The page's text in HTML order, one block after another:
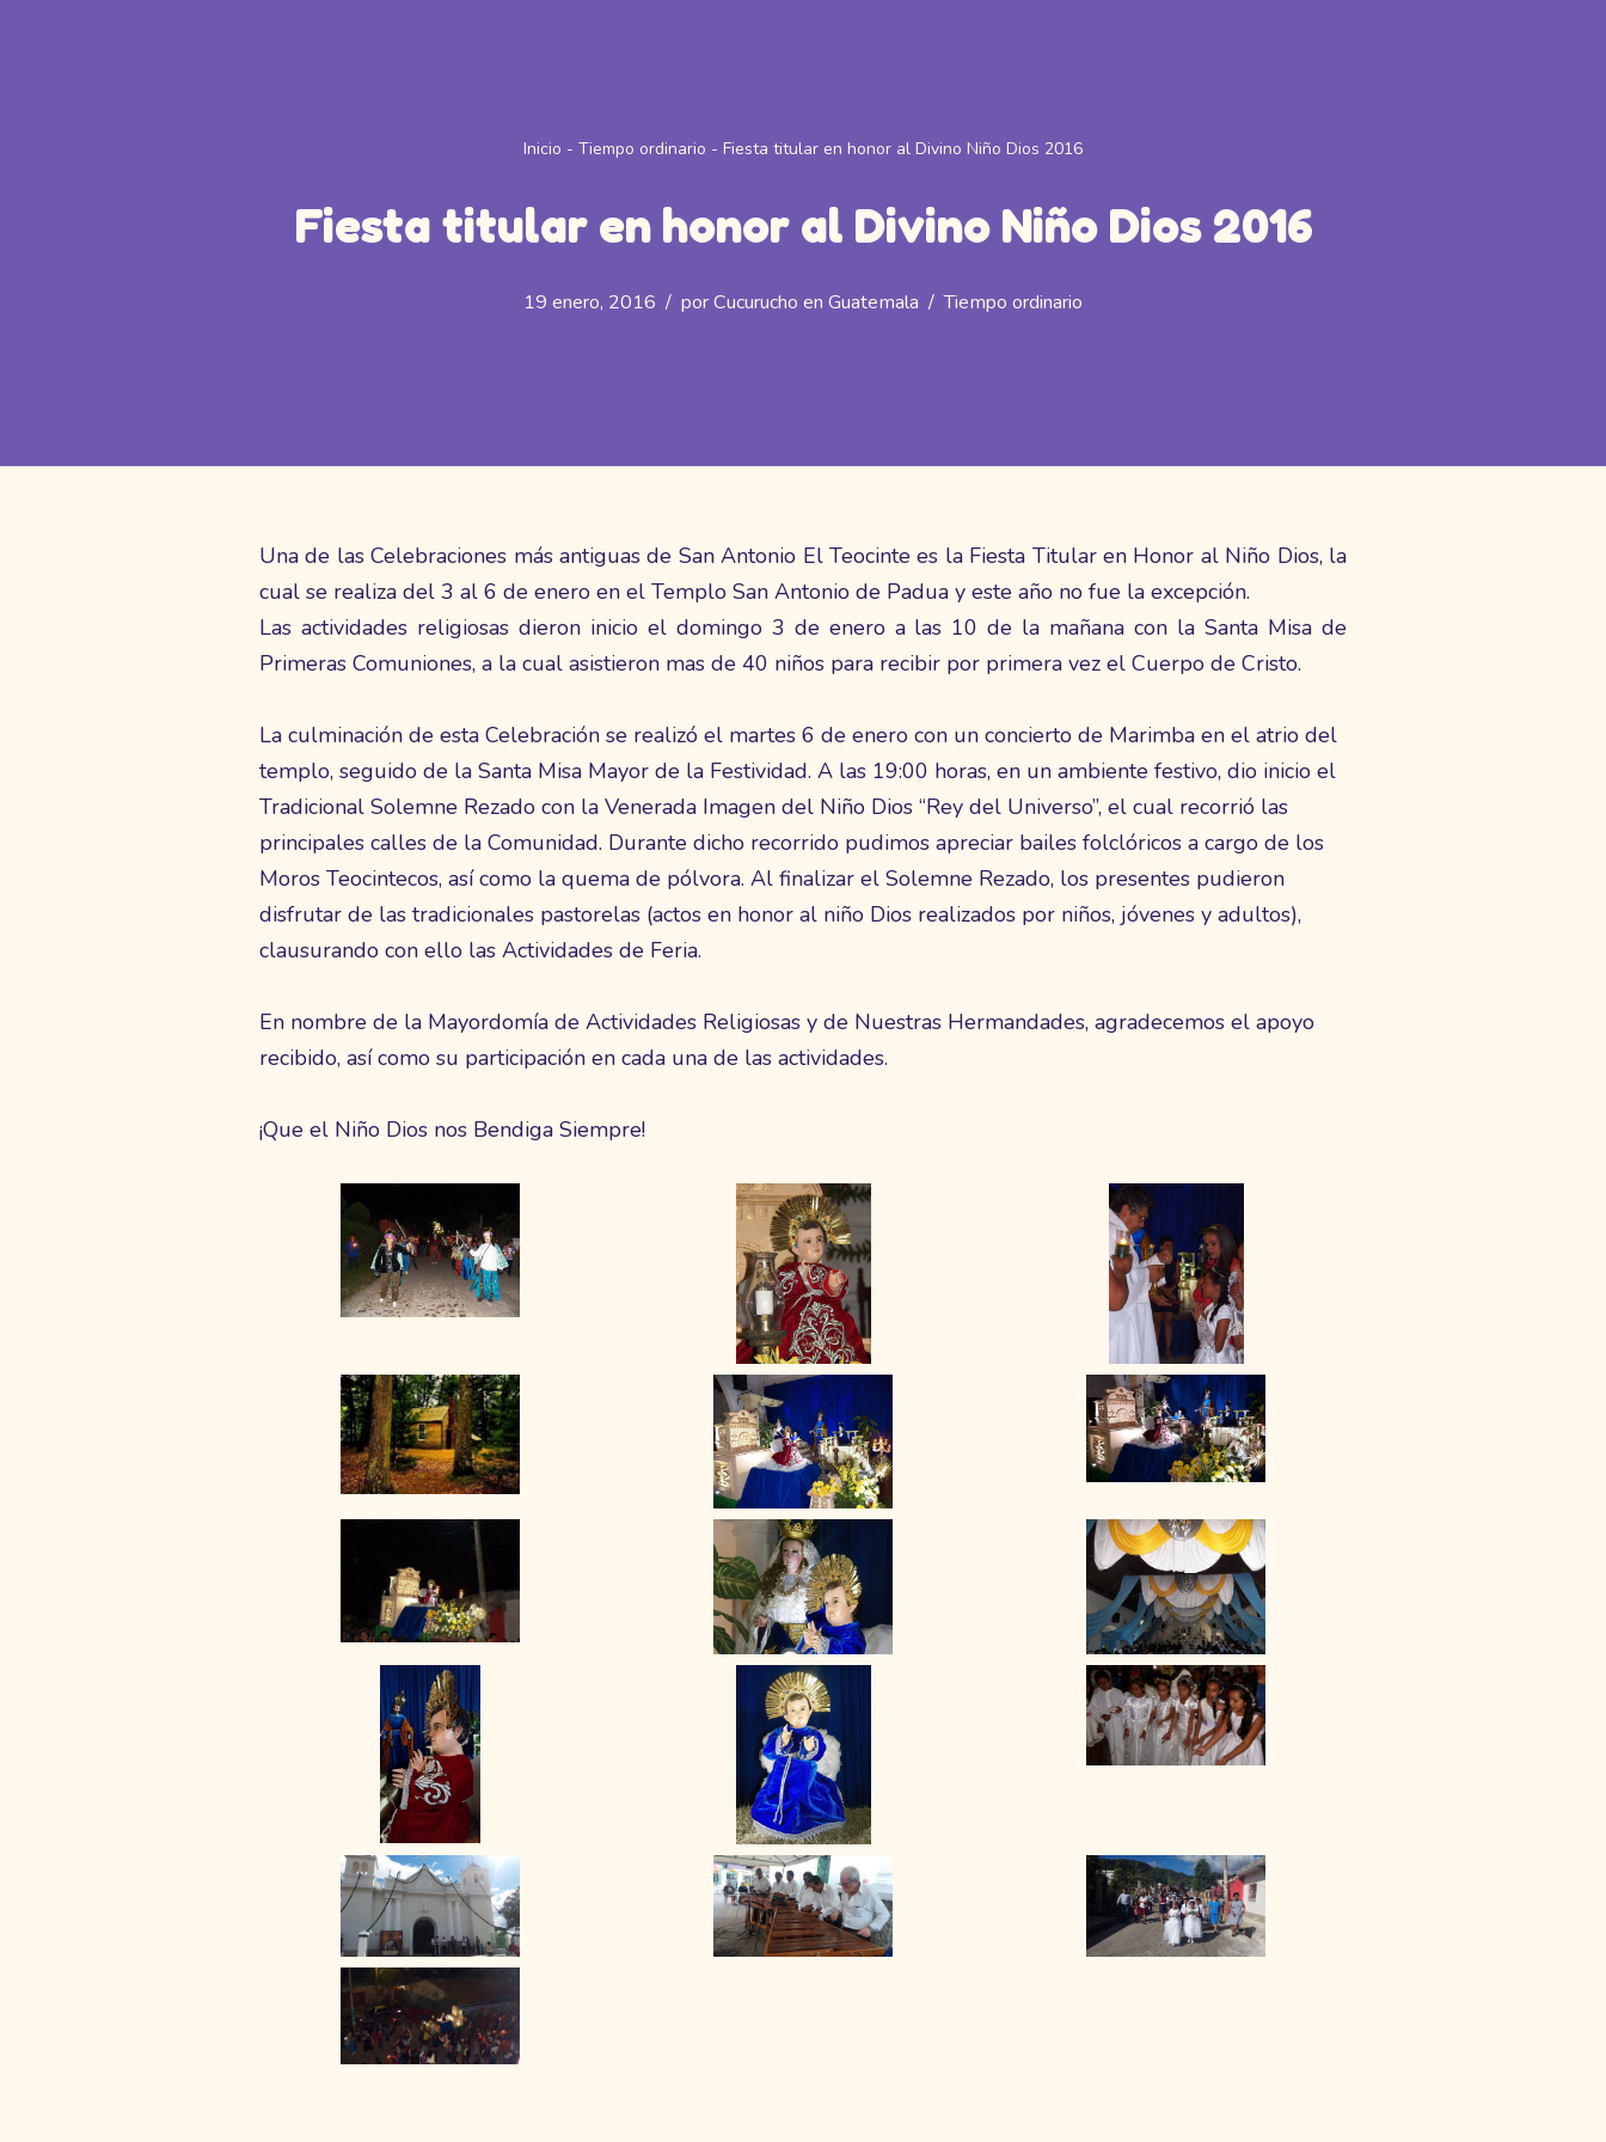
Inicio - Tiempo ordinario - Fiesta titular en honor al Divino Niño Dios 2016
Fiesta titular en honor al Divino Niño Dios 2016
19 enero, 2016 porCucurucho en Guatemala Tiempo ordinario
Una de las Celebraciones más antiguas de San Antonio El Teocinte es la Fiesta Titular en Honor al Niño Dios, la
cual se realiza del 3 al 6 de enero en el Templo San Antonio de Padua y este año no fue la excepción.
Las actividades religiosas dieron inicio el domingo 3 de enero a las 10 de la mañana con la Santa Misa de
Primeras Comuniones, a la cual asistieron mas de 40 niños para recibir por primera vez el Cuerpo de Cristo.
La culminación de esta Celebración se realizó el martes 6 de enero con un concierto de Marimba en el atrio del
templo, seguido de la Santa Misa Mayor de la Festividad. A las 19:00 horas, en un ambiente festivo, dio inicio el
Tradicional Solemne Rezado con la Venerada Imagen del Niño Dios “Rey del Universo”, el cual recorrió las
principales calles de la Comunidad. Durante dicho recorrido pudimos apreciar bailes folclóricos a cargo de los
Moros Teocintecos, así como la quema de pólvora. Al finalizar el Solemne Rezado, los presentes pudieron
disfrutar de las tradicionales pastorelas (actos en honor al niño Dios realizados por niños, jóvenes y adultos),
clausurando con ello las Actividades de Feria.
En nombre de la Mayordomía de Actividades Religiosas y de Nuestras Hermandades, agradecemos el apoyo
recibido, así como su participación en cada una de las actividades.
¡Que el Niño Dios nos Bendiga Siempre!